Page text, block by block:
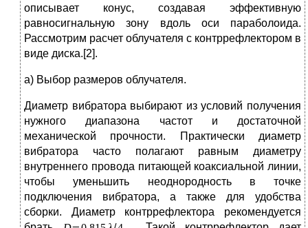
описывает конус, создавая эффективную
равносигнальную зону вдоль оси параболоида.
Рассмотрим расчет облучателя с контррефлектором в
виде диска.[2].
а) Выбор размеров облучателя.
Диаметр вибратора выбирают из условий получения
нужного диапазона частот и достаточной
механической прочности. Практически диаметр
вибратора часто полагают равным диаметру
внутреннего провода питающей коаксиальной линии,
чтобы уменьшить неоднородность в точке
подключения вибратора, а также для удобства
сборки. Диаметр контррефлектора рекомендуется